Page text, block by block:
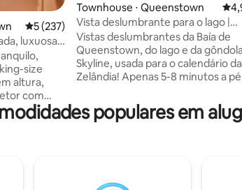
5 de uma avaliação média de 5, 237 avaliações
5 (237)
luxuosa
size
altura,
com
Fi rápido
propósito,
Townhouse ⋅ Queenstown
Vista deslumbrante para o lago |
Caminhe até a cidade e o spa
Vistas deslumbrantes da Baía de
Queenstown, do lago e da
Skyline, usada para o calendário
Zelândia! Apenas 5-8 minutos a
conveniente estacionamento
no local. Cozinha moderna
confortável com ar-condicionado,
populares em